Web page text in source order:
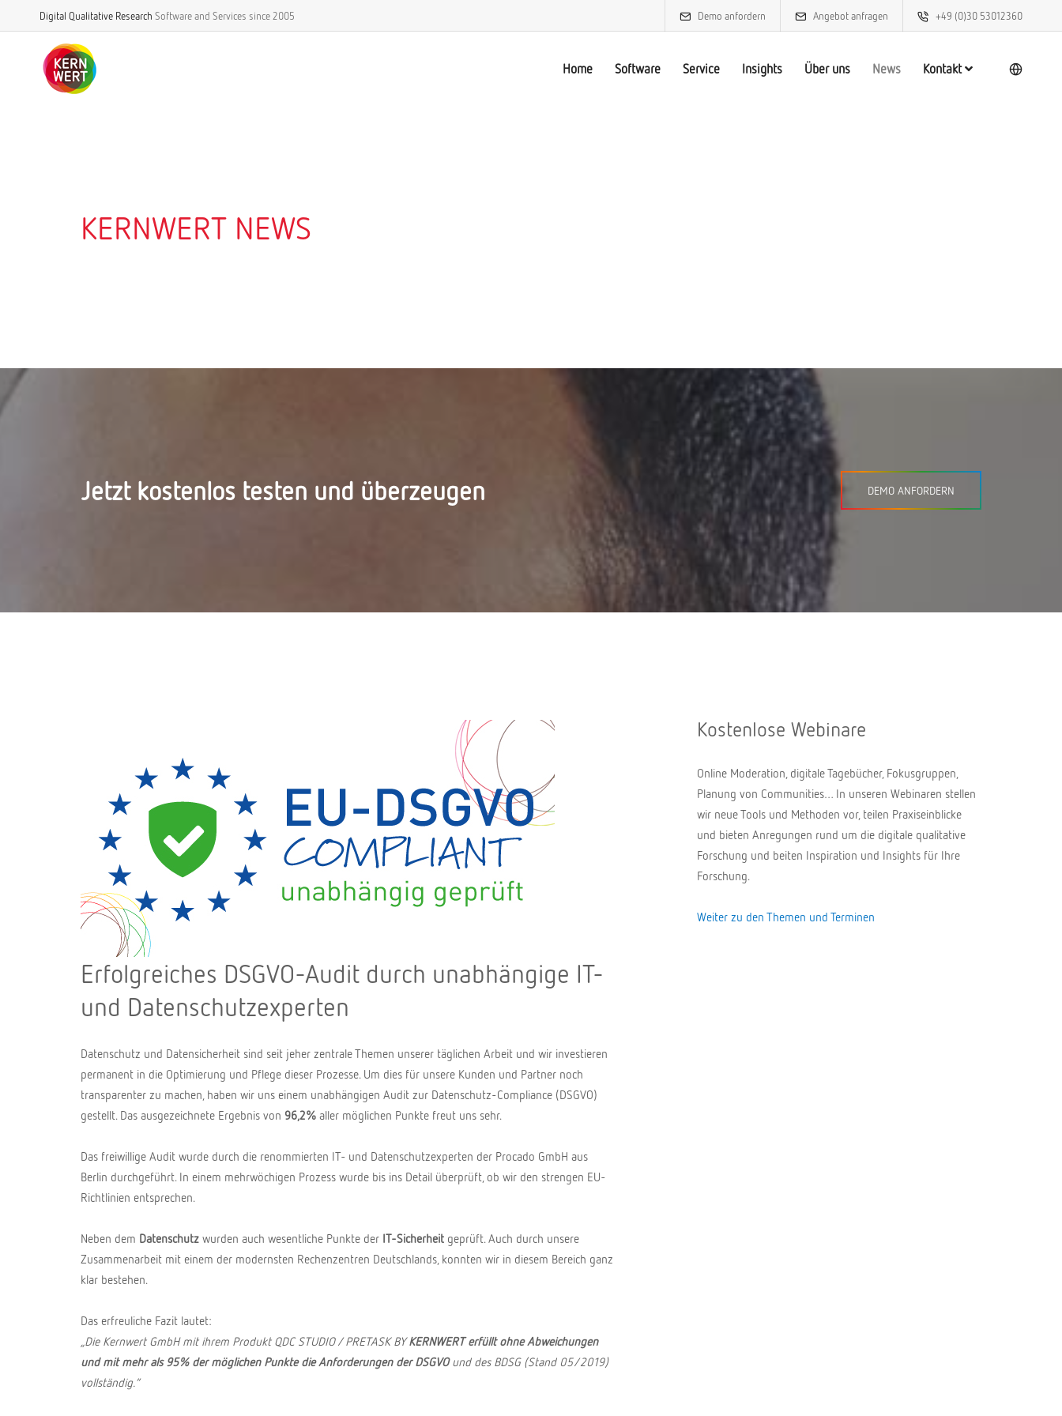
Digital Qualitative Research Software and Services since 2005 Demo anfordern Angebot anfragen +49 (0)30 53012360
Home Software Service Insights Über uns News Kontakt
KERNWERT NEWS
Jetzt kostenlos testen und überzeugen DEMO ANFORDERN
Erfolgreiches DSGVO-Audit durch unabhängige IT-
und Datenschutzexperten
Datenschutz und Datensicherheit sind seit jeher zentrale Themen unserer täglichen Arbeit und wir investieren
permanent in die Optimierung und Pflege dieser Prozesse. Um dies für unsere Kunden und Partner noch
transparenter zu machen, haben wir uns einem unabhängigen Audit zur Datenschutz-Compliance (DSGVO)
gestellt. Das ausgezeichnete Ergebnis von 96,2% aller möglichen Punkte freut uns sehr.
Das freiwillige Audit wurde durch die renommierten IT- und Datenschutzexperten der Procado GmbH aus
Berlin durchgeführt. In einem mehrwöchigen Prozess wurde bis ins Detail überprüft, ob wir den strengen EU-
Richtlinien entsprechen.
Neben dem Datenschutz wurden auch wesentliche Punkte der IT-Sicherheit geprüft. Auch durch unsere
Zusammenarbeit mit einem der modernsten Rechenzentren Deutschlands, konnten wir in diesem Bereich ganz
klar bestehen.
Das erfreuliche Fazit lautet:
„Die Kernwert GmbH mit ihrem Produkt QDC STUDIO / PRETASK BYKERNWERT erfüllt ohne Abweichungen
und mit mehr als 95% der möglichen Punkte die Anforderungen der DSGVOund des BDSG (Stand 05/2019)
vollständig.“
Kostenlose Webinare
Online Moderation, digitale Tagebücher, Fokusgruppen,
Planung von Communities… In unseren Webinaren stellen
wir neue Tools und Methoden vor, teilen Praxiseinblicke
und bieten Anregungen rund um die digitale qualitative
Forschung und beiten Inspiration und Insights für Ihre
Forschung.
Weiter zu den Themen und Terminen